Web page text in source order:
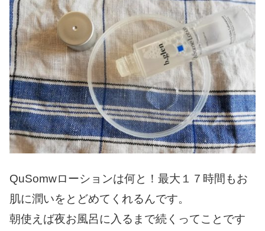
QuSomwローションは何と！最大 １７時間もお
肌に潤いをとどめてくれるんです。
朝使えば夜お風呂に入るまで続くってことです